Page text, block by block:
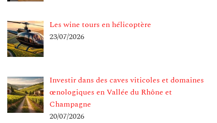
Les wine tours en hélicoptère
23/07/2026
Investir dans des caves viticoles et domaines
œnologiques en Vallée du Rhône et
Champagne
20/07/2026